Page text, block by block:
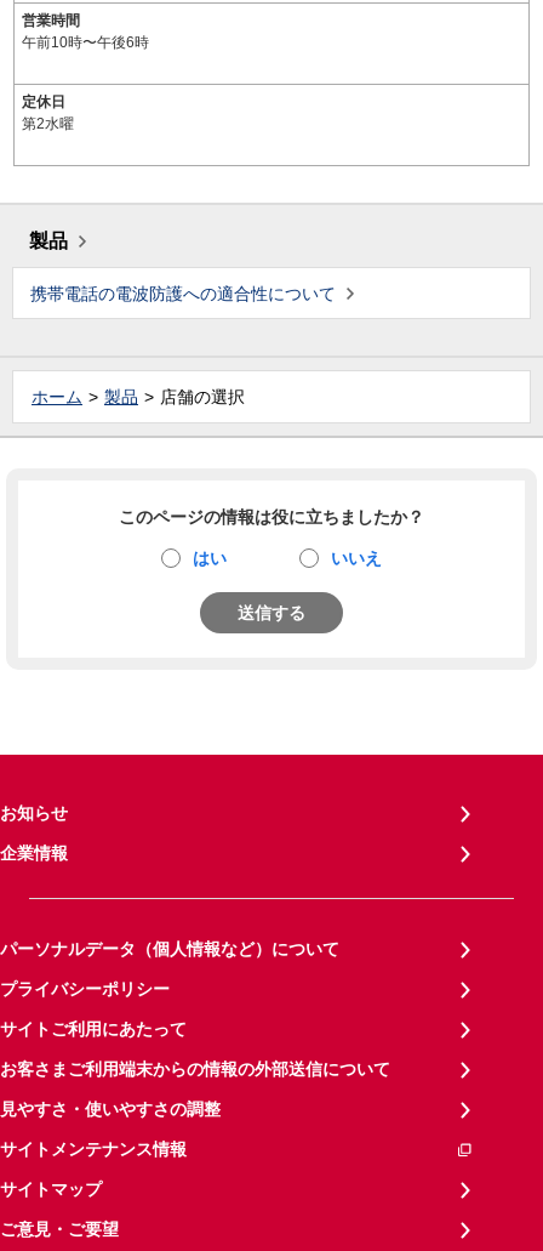
営業時間
午前10時〜午後6時
定休日
第2水曜
製品
携帯電話の電波防護への適合性について
ホーム 製品 店舗の選択
このページの情報は役に立ちましたか？
はい いいえ
送信する
お知らせ
企業情報
パーソナルデータ（個人情報など）について
プライバシーポリシー
サイトご利用にあたって
お客さまご利用端末からの情報の外部送信について
見やすさ・使いやすさの調整
サイトメンテナンス情報
サイトマップ
ご意見・ご要望